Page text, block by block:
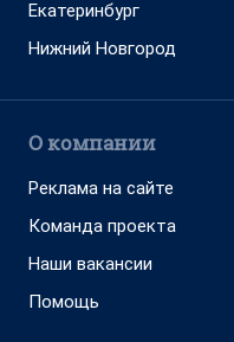
Екатеринбург
Нижний Новгород
О компании
Реклама на сайте
Команда проекта
Наши вакансии
Помощь